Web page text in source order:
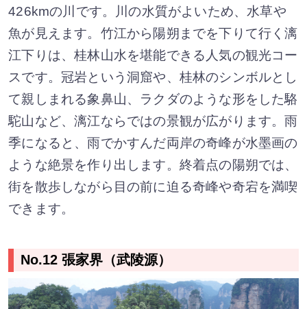
426kmの川です。川の水質がよいため、水草や
魚が見えます。竹江から陽朔までを下りて行く漓
江下りは、桂林山水を堪能できる人気の観光コー
スです。冠岩という洞窟や、桂林のシンボルとし
て親しまれる象鼻山、ラクダのような形をした駱
駝山など、漓江ならではの景観が広がります。雨
季になると、雨でかすんだ両岸の奇峰が水墨画の
ような絶景を作り出します。終着点の陽朔では、
街を散歩しながら目の前に迫る奇峰や奇宕を満喫
できます。
No.12 張家界（武陵源）